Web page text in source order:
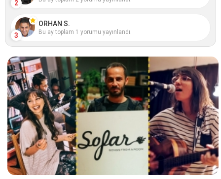
2
3
ORHAN S.
Bu ay toplam 1 yorumu yayınlandı.